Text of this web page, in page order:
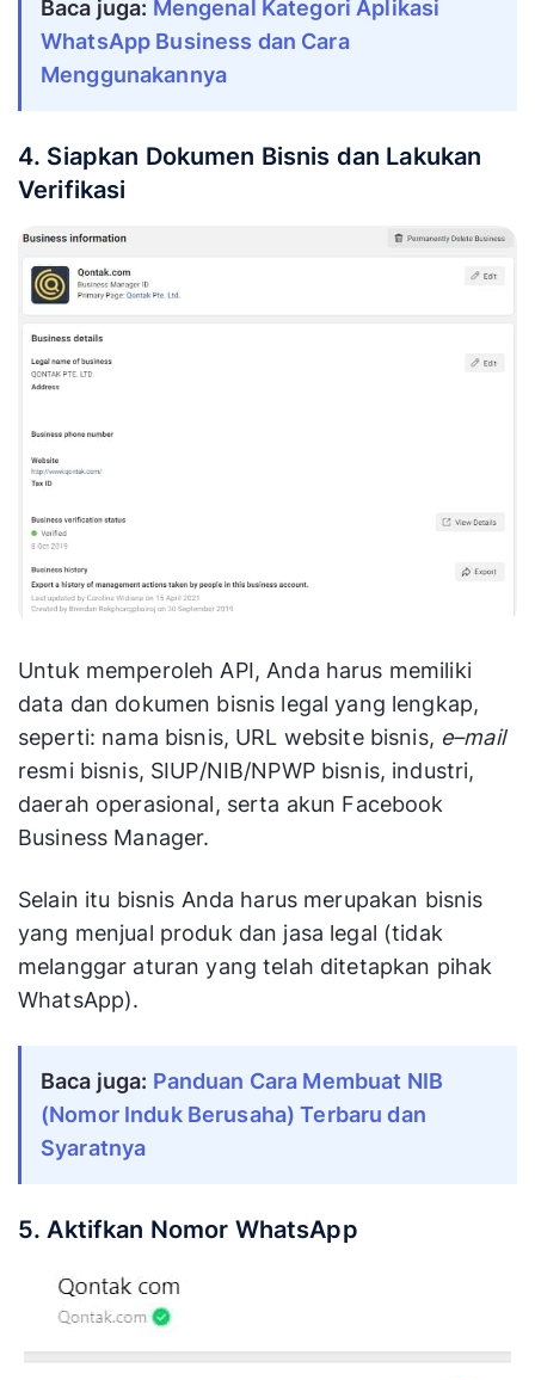
Baca juga: Mengenal Kategori Aplikasi
WhatsApp Business dan Cara
Menggunakannya
4. Siapkan Dokumen Bisnis dan Lakukan
Verifikasi
Untuk memperoleh API, Anda harus memiliki
data dan dokumen bisnis legal yang lengkap,
seperti: nama bisnis, URL website bisnis, e–mail
resmi bisnis, SIUP/NIB/NPWP bisnis, industri,
daerah operasional, serta akun Facebook
Business Manager.
Selain itu bisnis Anda harus merupakan bisnis
yang menjual produk dan jasa legal (tidak
melanggar aturan yang telah ditetapkan pihak
WhatsApp).
Baca juga: Panduan Cara Membuat NIB
(Nomor Induk Berusaha) Terbaru dan
Syaratnya
5. Aktifkan Nomor WhatsApp